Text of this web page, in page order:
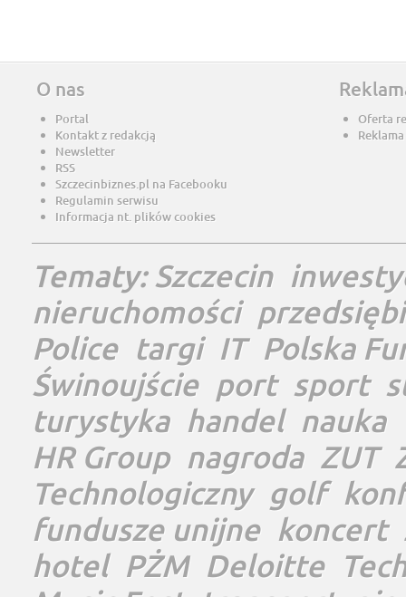
O nas
Portal
Kontakt z redakcją
Newsletter
RSS
Szczecinbiznes.pl na Facebooku
Regulamin serwisu
Informacja nt. plików cookies
Oferta
Tematy:Szczecin
nieruchomości
Police targi IT Polska
Świnoujście port sport
turystyka handel nauka
HR Group nagroda ZUT
Technologiczny golf
fundusze unijne koncert
hotel PŻM Deloitte